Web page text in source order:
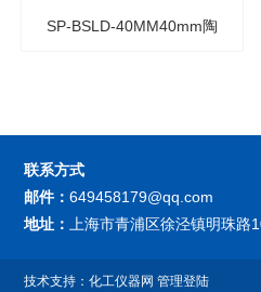
SP-BSLD-40MM40mm陶
联系方式
邮件：649458179@qq.com
地址：
上海市青浦区徐泾镇明珠
技术支持：化工仪器网 管理登陆